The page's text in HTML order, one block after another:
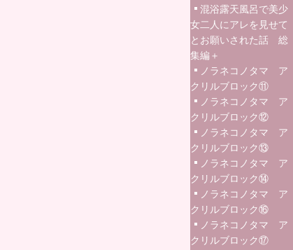
混浴露天風呂で美少
女二人にアレを見せて
とお願いされた話 総
集編＋
ノラネコノタマ ア
クリルブロック⑪
ノラネコノタマ ア
クリルブロック⑫
ノラネコノタマ ア
クリルブロック⑬
ノラネコノタマ ア
クリルブロック⑭
ノラネコノタマ ア
クリルブロック⑯
ノラネコノタマ ア
クリルブロック⑰